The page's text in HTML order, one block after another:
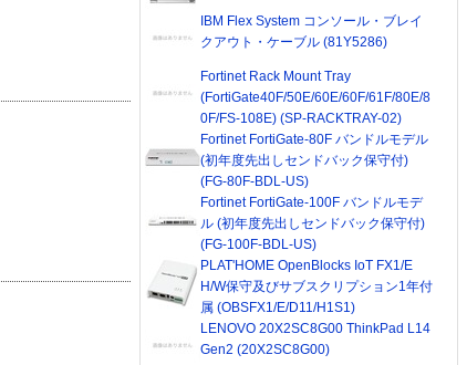
IBM Flex System コンソール・ブレイ
クアウト・ケーブル (81Y5286)
Fortinet Rack Mount Tray
(FortiGate40F/50E/60E/60F/61F/80E/8
0F/FS-108E) (SP-RACKTRAY-02)
Fortinet FortiGate-80F バンドルモデル
(初年度先出しセンドバック保守付)
(FG-80F-BDL-US)
Fortinet FortiGate-100F バンドルモデ
ル (初年度先出しセンドバック保守付)
(FG-100F-BDL-US)
PLAT'HOME OpenBlocks IoT FX1/E
H/W保守及びサブスクリプション1年付
属 (OBSFX1/E/D11/H1S1)
LENOVO 20X2SC8G00 ThinkPad L14
Gen2 (20X2SC8G00)